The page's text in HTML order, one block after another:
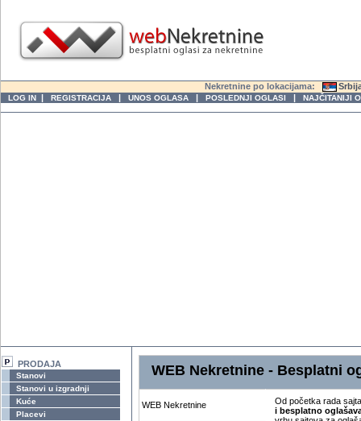
Nekretnine po lokacijama:
LOG IN | REGISTRACIJA | UNOS OGLASA | POSLEDNJI OGLASI | NAJČITANIJI
PRODAJA
Stanovi
Stanovi u izgradnji
Kuće
Placevi
WEB Nekretnine - Besplatni
WEB Nekretnine
Od početka rada
i besplatno